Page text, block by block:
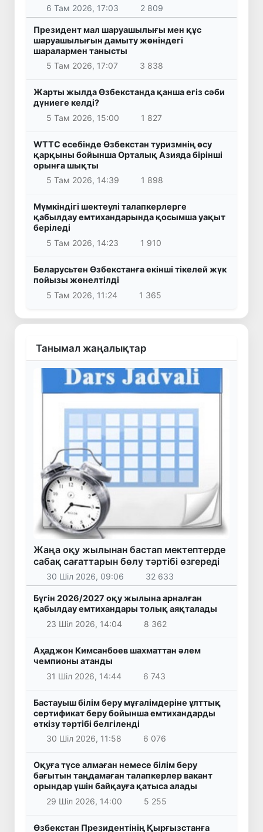
6 Там 2026, 17:03 2 809
Президент мал шаруашылығы мен құс
шаруашылығын дамыту жөніндегі
шаралармен танысты
5 Там 2026, 17:07
3 838
Жарты жылда Өзбекстанда қанша егіз сәби
дүниеге келді?
5 Там 2026, 15:00
1 827
WTTC есебінде Өзбекстан туризмнің өсу
қарқыны бойынша Орталық Азияда бірінші
орынға шықты
5 Там 2026, 14:39
1 898
Мүмкіндігі шектеулі талапкерлерге
қабылдау емтихандарында қосымша уақыт
беріледі
5 Там 2026, 14:23
1 910
Беларусьтен Өзбекстанға екінші тікелей жүк
пойызы жөнелтілді
5 Там 2026, 11:24
1 365
Танымал жаңалықтар
Жаңа оқу жылынан бастап мектептерде
сабақ сағаттарын бөлу тәртібі өзгереді
30 Шіл 2026, 09:06 32 633
Бүгін 2026/2027 оқу жылына арналған
қабылдау емтихандары толық аяқталады
23 Шіл 2026, 14:04
8 362
Аҳаджон Кимсанбоев шахматтан әлем
чемпионы атанды
31 Шіл 2026, 14:44
6 743
Бастауыш білім беру мұғалімдеріне ұлттық
сертификат беру бойынша емтихандарды
өткізу тәртібі белгіленді
30 Шіл 2026, 11:58
6 076
Оқуға түсе алмаған немесе білім беру
бағытын таңдамаған талапкерлер вакант
орындар үшін байқауға қатыса алады
29 Шіл 2026, 14:00
5 255
Өзбекстан Президентінің Қырғызстанға